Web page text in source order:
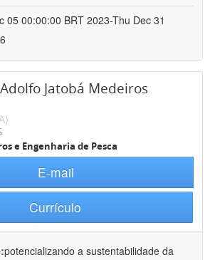
05 00:00:00 BRT 2023-Thu Dec 31
Adolfo Jatobá Medeiros
e Engenharia de Pesca
E-mail
Currículo
potencializando a sustentabilidade da